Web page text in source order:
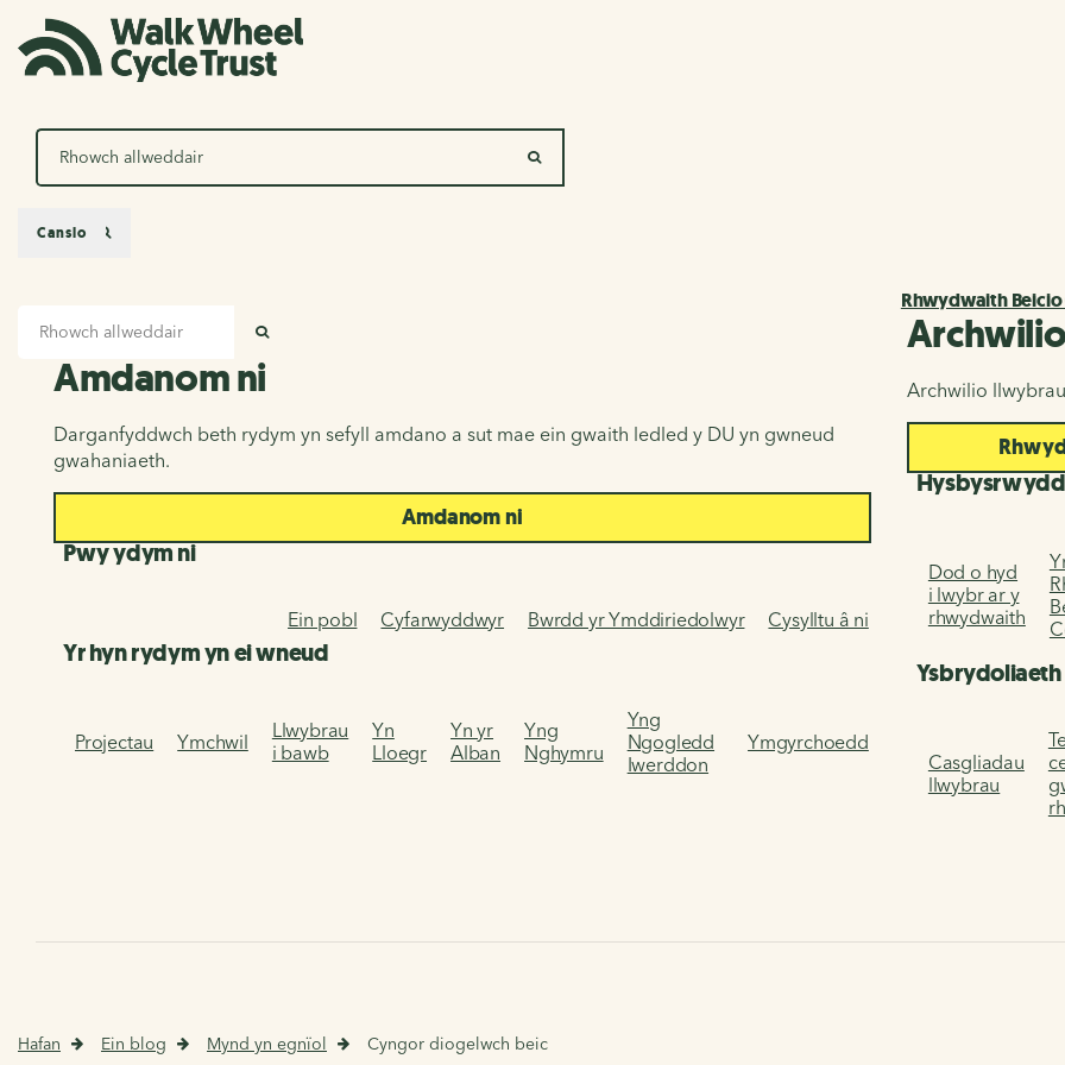
SEARCH
Chwilio
Amdanom ni
Amdanom ni
Darganfyddwch beth rydym yn sefyll amdano a sut mae ein gwaith ledled y DU yn gwneud
gwahaniaeth.
Amdanom ni
Pwy ydym ni
Ein pobl Cyfarwyddwyr Bwrdd yr Ymddiriedolwyr Cysylltu â ni
Yr hyn rydym yn ei wneud
Projectau Ymchwil
Llwybrau
i bawb
Yn
Lloegr
Yn yr
Alban
Yng
Nghymru
Yng
Ngogledd
Iwerddon
Ymgyrchoedd
Rhwydwaith
Archwilio
Archwilio
Hysbysrwydd
Dod o hyd
i lwybr ar y
rhwydwaith
Ysbrydoliaeth
Casgliadau
llwybrau
Canslo
Hafan Ein blog Mynd yn egnïol Cyngor diogelwch beic